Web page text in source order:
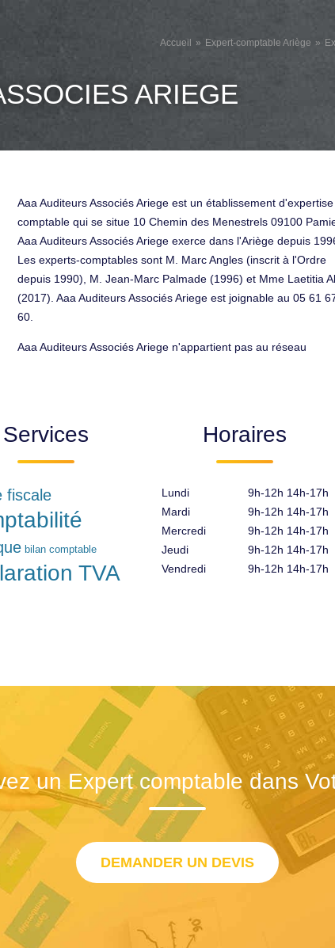
Accueil Expert-comptable Ariège
ARIEGE
Aaa Auditeurs Associés Ariege est un établissement d'expertise
comptable qui se situe 10 Chemin des Menestrels 09100
Aaa Auditeurs Associés Ariege exerce dans l'Ariège depuis
Les experts-comptables sont M. Marc Angles (inscrit à l'Ordre
depuis 1990), M. Jean-Marc Palmade (1996) et Mme Laetitia
(2017). Aaa Auditeurs Associés Ariege est joignable au 05 61
60.
Aaa Auditeurs Associés Ariege n'appartient pas au réseau
Services
fiscale
bilan comptable
TVA
Horaires
Lundi
Mardi
Mercredi
Jeudi
Vendredi
9h-12h 14h-17h
9h-12h 14h-17h
9h-12h 14h-17h
9h-12h 14h-17h
9h-12h 14h-17h
un Expert comptable dans
DEMANDER UN DEVIS